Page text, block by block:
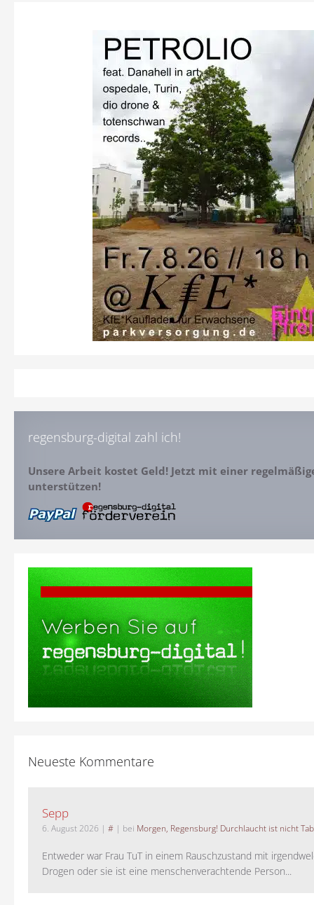
regensburg-digital zahl ich!
Unsere Arbeit kostet Geld! Jetzt mit einer
unterstützen!
Neueste Kommentare
Sepp
6. August 2026 | # | bei Morgen, Regensburg! Durchlaucht ist nicht
Entweder war Frau TuT in einem Rauschzustand mit
Drogen oder sie ist eine menschenverachtende Person...